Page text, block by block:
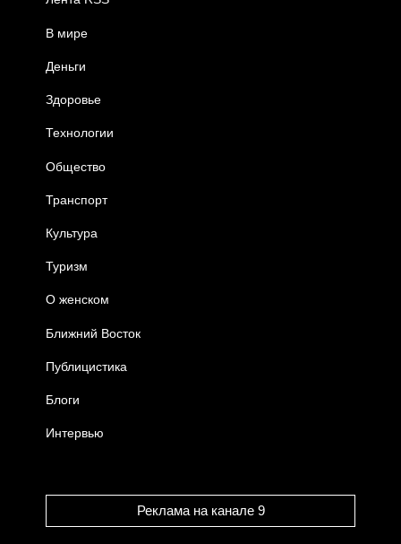
В мире
Деньги
Здоровье
Технологии
Общество
Транспорт
Культура
Туризм
О женском
Ближний Восток
Публицистика
Блоги
Интервью
Реклама на канале 9